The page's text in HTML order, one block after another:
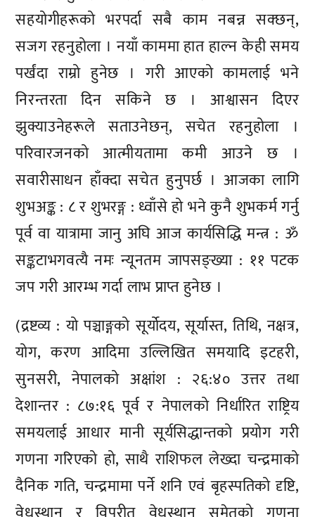
सहयोगीहरूको भरपर्दा सबै काम नबन्न सक्छन्,
सजग रहनुहोला । नयाँ काममा हात हाल्न केही समय
पर्खंदा राम्रो हुनेछ । गरी आएको कामलाई भने
निरन्तरता दिन सकिने छ । आश्वासन दिएर
झुक्याउनेहरूले सताउनेछन्, सचेत रहनुहोला ।
परिवारजनको आत्मीयतामा कमी आउने छ ।
सवारीसाधन हाँक्दा सचेत हुनुपर्छ । आजका लागि
शुभअङ्क : ८ र शुभरङ्ग : ध्वाँसे हो भने कुनै शुभकर्म गर्नु
पूर्व वा यात्रामा जानु अघि आज कार्यसिद्धि मन्त्र : ॐ
सङ्कटाभगवत्यै नमः न्यूनतम जापसङ्ख्या : ११ पटक
जप गरी आरम्भ गर्दा लाभ प्राप्त हुनेछ ।
(द्रष्टव्य : यो पञ्चाङ्गको सूर्योदय, सूर्यास्त, तिथि, नक्षत्र,
योग, करण आदिमा उल्लिखित समयादि इटहरी,
सुनसरी, नेपालको अक्षांश : २६:४० उत्तर तथा
देशान्तर : ८७:१६ पूर्व र नेपालको निर्धारित राष्ट्रिय
समयलाई आधार मानी सूर्यसिद्धान्तको प्रयोग गरी
गणना गरिएको हो, साथै राशिफल लेख्दा चन्द्रमाको
दैनिक गति, चन्द्रमामा पर्ने शनि एवं बृहस्पतिको दृष्टि,